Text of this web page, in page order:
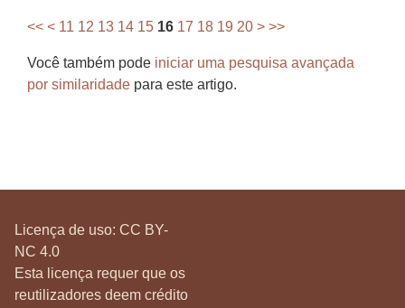
<< < 11 12 13 14 15 16 17 18 19 20 > >>
Você também pode iniciar uma pesquisa avançada
por similaridade para este artigo.
Licença de uso: CC BY-
NC 4.0
Esta licença requer que os
reutilizadores deem crédito